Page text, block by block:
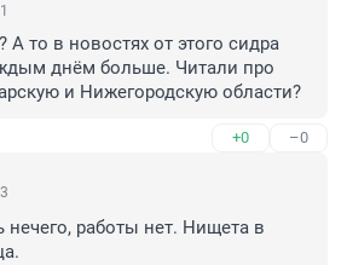
А то в новостях от этого сидра
днём больше. Читали про
и Нижегородскую области?
+0 –0
работы нет. Нищета в